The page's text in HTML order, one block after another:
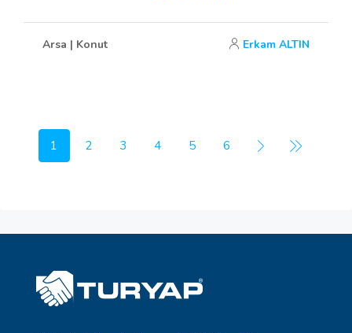
Arsa | Konut Erkam ALTIN
1 2 3 4 5 6